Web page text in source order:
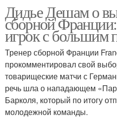
Дидье Дешам о
сборной
игрок с большим
Тренер сборной Франции
прокомментировал свой
товарищеские матчи с
речь шла о нападающем
Барколя, который по итогу
молодежной команды.